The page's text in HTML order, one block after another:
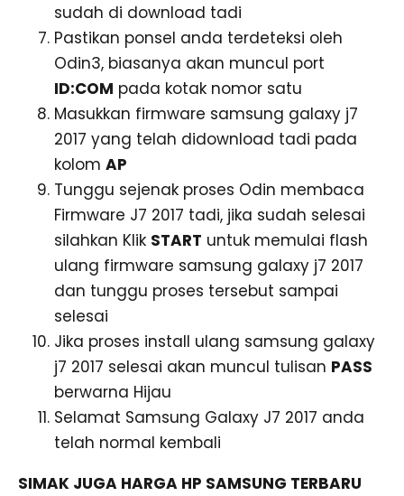
sudah di download tadi
Pastikan ponsel anda terdeteksi oleh
Odin3, biasanya akan muncul port
ID:COM pada kotak nomor satu
Masukkan firmware samsung galaxy j7
2017 yang telah didownload tadi pada
kolom AP
Tunggu sejenak proses Odin membaca
Firmware J7 2017 tadi, jika sudah selesai
silahkan Klik START untuk memulai flash
ulang firmware samsung galaxy j7 2017
dan tunggu proses tersebut sampai
selesai
Jika proses install ulang samsung galaxy
j7 2017 selesai akan muncul tulisan PASS
berwarna Hijau
Selamat Samsung Galaxy J7 2017 anda
telah normal kembali
SIMAK JUGA HARGA HP SAMSUNG TERBARU